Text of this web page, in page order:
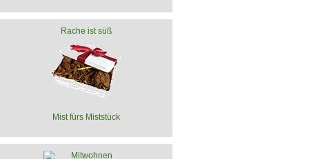
Rache ist süß
Mist fürs Miststück